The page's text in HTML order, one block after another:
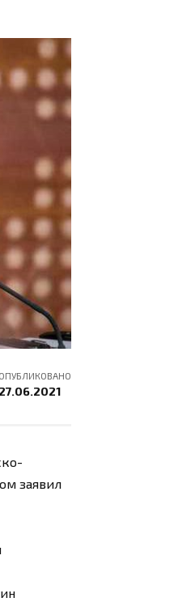
ОПУБЛИКОВАНО
27.06.2021
заявил